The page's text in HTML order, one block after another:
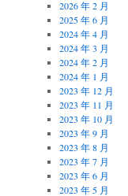
2026 年 2 月
2025 年 6 月
2024 年 4 月
2024 年 3 月
2024 年 2 月
2024 年 1 月
2023 年 12 月
2023 年 11 月
2023 年 10 月
2023 年 9 月
2023 年 8 月
2023 年 7 月
2023 年 6 月
2023 年 5 月